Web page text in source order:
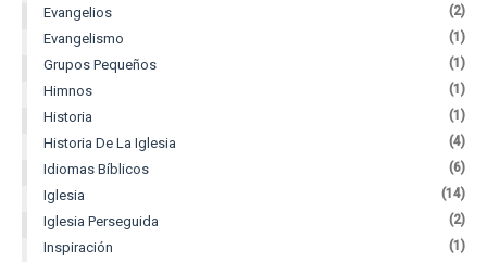
Evangelios (2)
Evangelismo (1)
Grupos Pequeños (1)
Himnos (1)
Historia (1)
Historia De La Iglesia (4)
Idiomas Bíblicos (6)
Iglesia (14)
Iglesia Perseguida (2)
Inspiración (1)